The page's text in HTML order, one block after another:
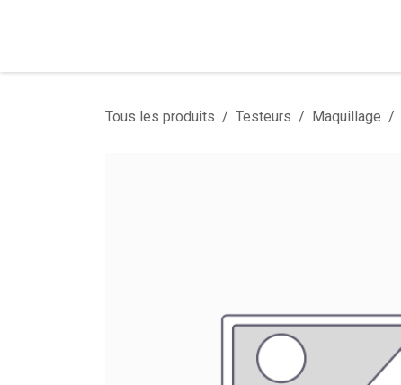
Tous les produits Testeurs Maquillage